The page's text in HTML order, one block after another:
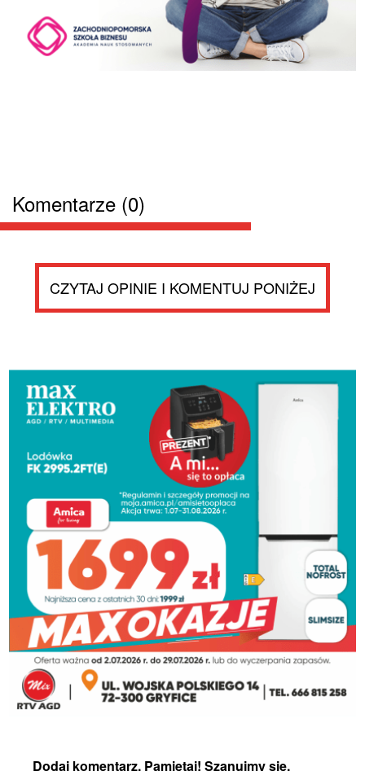
Komentarze (0)
CZYTAJ OPINIE I KOMENTUJ PONIŻEJ
Dodaj komentarz. Pamiętaj! Szanujmy się,